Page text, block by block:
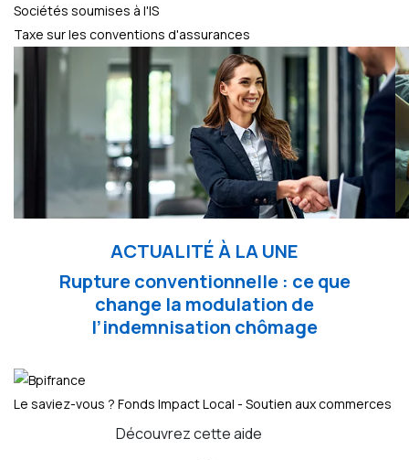
Sociétés soumises à l'IS
Taxe sur les conventions d'assurances
ACTUALITÉ À LA UNE
Rupture conventionnelle : ce que
change la modulation de
l’indemnisation chômage
Le saviez-vous ? Fonds Impact Local - Soutien aux commerces
Découvrez cette aide